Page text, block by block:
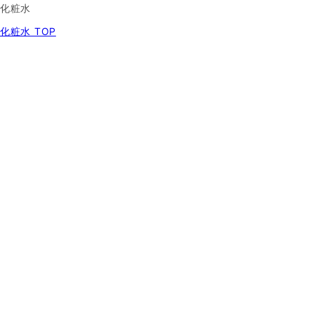
化粧水
化粧水 TOP